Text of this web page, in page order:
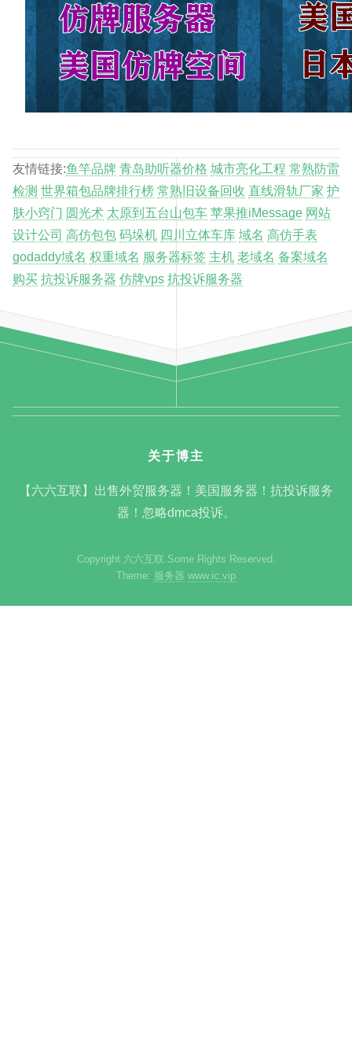
友情链接:鱼竿品牌 青岛助听器价格 城市亮化工程 常熟防雷
检测 世界箱包品牌排行榜 常熟旧设备回收 直线滑轨厂家 护
肤小窍门 圆光术 太原到五台山包车 苹果推iMessage 网站
设计公司 高仿包包 码垛机 四川立体车库 域名 高仿手表
godaddy域名 权重域名 服务器标签 主机 老域名 备案域名
购买 抗投诉服务器 仿牌vps 抗投诉服务器
关于博主
【六六互联】出售外贸服务器！美国服务器！抗投诉服务
器！忽略dmca投诉。
Copyright 六六互联.Some Rights Reserved.
Theme: 服务器 www.ic.vip